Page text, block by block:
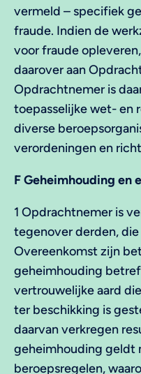
vermeld – specifiek
fraude. Indien de
voor fraude
daarover aan
Opdrachtnemer is
toepasselijke wet- en
diverse
verordeningen en
F Geheimhouding en
1 Opdrachtnemer is
tegenover derden,
Overeenkomst zijn
geheimhouding
vertrouwelijke aard
ter beschikking is
daarvan verkregen
geheimhouding geldt
beroepsregelen,